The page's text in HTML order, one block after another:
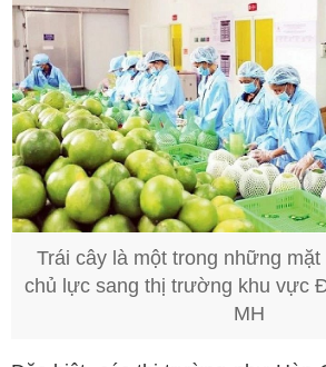
Trái cây là một trong những
chủ lực sang thị trường khu vực
MH